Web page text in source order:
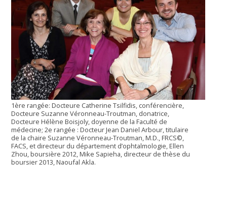
1ère rangée: Docteure Catherine Tsilfidis, conférencière,
Docteure Suzanne Véronneau-Troutman, donatrice,
Docteure Hélène Boisjoly, doyenne de la Faculté de
médecine; 2e rangée : Docteur Jean Daniel Arbour, titulaire
de la chaire Suzanne Véronneau-Troutman, M.D., FRCS©,
FACS, et directeur du département d’ophtalmologie, Ellen
Zhou, boursière 2012, Mike Sapieha, directeur de thèse du
boursier 2013, Naoufal Akla.